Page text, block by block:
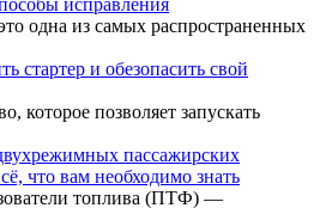
одна из самых распространенных
стартер и обезопасить свой
которое позволяет запускать
пассажирских
что вам необходимо знать
топлива (ПТФ) —